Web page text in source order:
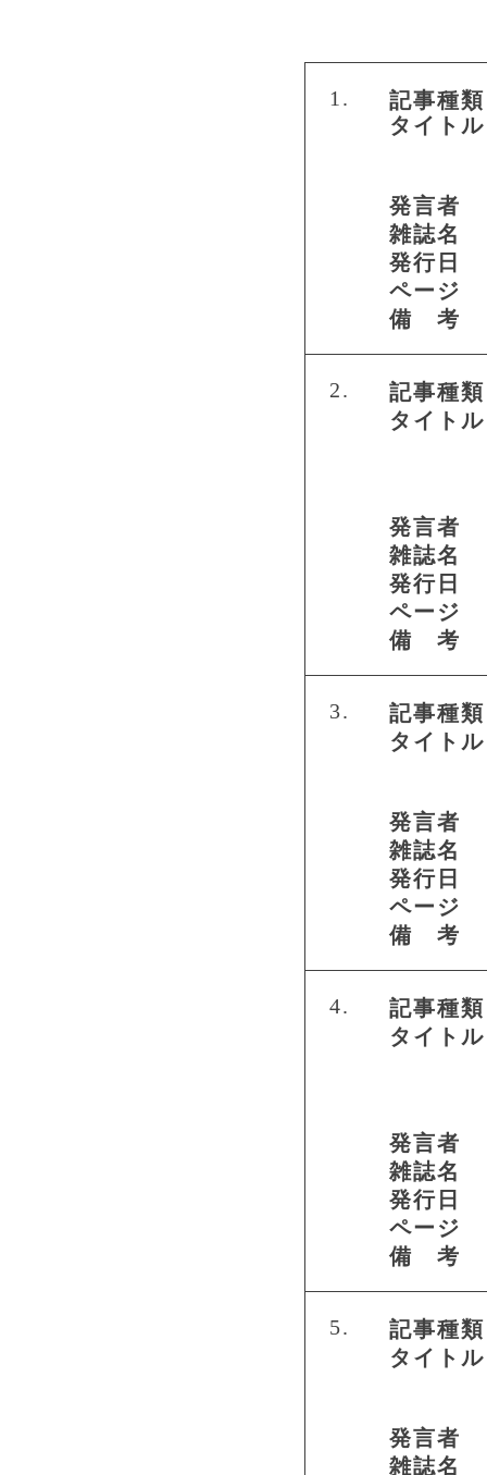
1.
記事種類
タイトル
発言者
雑誌名
発行日
ページ
備 考
2.
記事種類
タイトル
発言者
雑誌名
発行日
ページ
備 考
3.
記事種類
タイトル
発言者
雑誌名
発行日
ページ
備 考
4.
記事種類
タイトル
発言者
雑誌名
発行日
ページ
備 考
5.
記事種類
タイトル
発言者
雑誌名